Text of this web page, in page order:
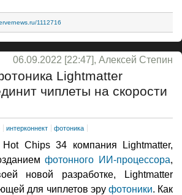
1112716
06.09.2022 [22:47], Алексей Степин
Lightmatter
чиплеты на скорости
интерконнект фотоника
Chips 34 компания Lightmatter,
фотонного ИИ-процессора,
новой разработке, Lightmatter
для чиплетов эру фотоники. Как